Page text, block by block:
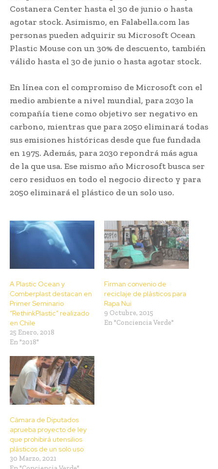
Costanera Center hasta el 30 de junio o hasta
agotar stock. Asimismo, en Falabella.com las
personas pueden adquirir su Microsoft Ocean
Plastic Mouse con un 30% de descuento, también
válido hasta el 30 de junio o hasta agotar stock.
En línea con el compromiso de Microsoft con el
medio ambiente a nivel mundial, para 2030 la
compañía tiene como objetivo ser negativo en
carbono, mientras que para 2050 eliminará todas
sus emisiones históricas desde que fue fundada
en 1975. Además, para 2030 repondrá más agua
de la que usa. Ese mismo año Microsoft busca ser
cero residuos en todo el negocio directo y para
2050 eliminará el plástico de un solo uso.
A Plastic Ocean y
Comberplast destacan en
Primer Seminario
“RethinkPlastic” realizado
en Chile
25 Enero, 2018
En "2018"
Firman convenio de
reciclaje de plásticos para
Rapa Nui
9 Octubre, 2015
En "Conciencia Verde"
Cámara de Diputados
aprueba proyecto de ley
que prohibirá utensilios
plásticos de un solo uso
30 Marzo, 2021